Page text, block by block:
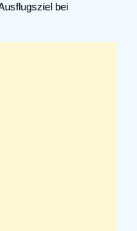
bei